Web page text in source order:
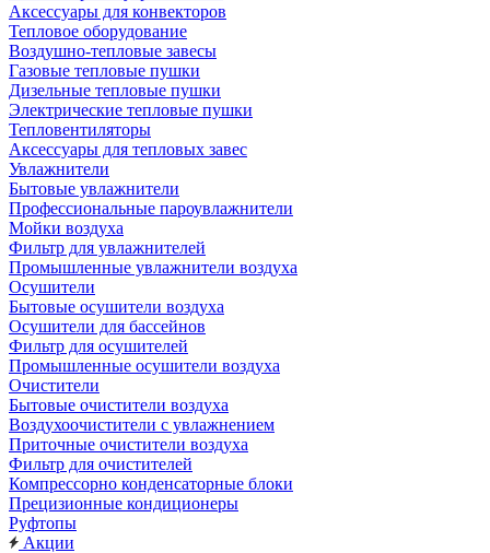
Аксессуары для конвекторов
Тепловое оборудование
Воздушно-тепловые завесы
Газовые тепловые пушки
Дизельные тепловые пушки
Электрические тепловые пушки
Тепловентиляторы
Аксессуары для тепловых завес
Увлажнители
Бытовые увлажнители
Профессиональные пароувлажнители
Мойки воздуха
Фильтр для увлажнителей
Промышленные увлажнители воздуха
Осушители
Бытовые осушители воздуха
Осушители для бассейнов
Фильтр для осушителей
Промышленные осушители воздуха
Очистители
Бытовые очистители воздуха
Воздухоочистители с увлажнением
Приточные очистители воздуха
Фильтр для очистителей
Компрессорно конденсаторные блоки
Прецизионные кондиционеры
Руфтопы
Акции